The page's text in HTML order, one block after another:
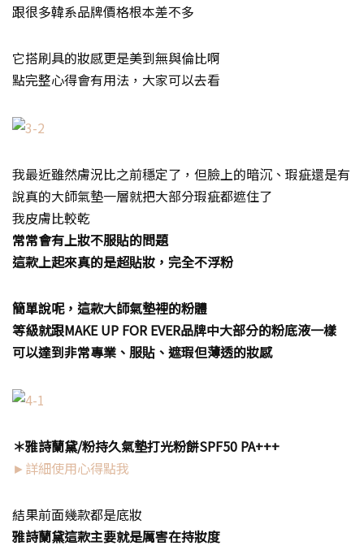
跟很多韓系品牌價格根本差不多
它搭刷具的妝感更是美到無與倫比啊
點完整心得會有用法，大家可以去看
我最近雖然膚況比之前穩定了，但臉上的暗沉、瑕疵還是有
說真的大師氣墊一層就把大部分瑕疵都遮住了
我皮膚比較乾
常常會有上妝不服貼的問題
這款上起來真的是超貼妝，完全不浮粉
簡單說呢，這款大師氣墊裡的粉體
等級就跟MAKE UP FOR EVER品牌中大部分的粉底液一樣
可以達到非常專業、服貼、遮瑕但薄透的妝感
＊雅詩蘭黛/粉持久氣墊打光粉餅SPF50 PA+++
►詳細使用心得點我
結果前面幾款都是底妝
雅詩蘭黛這款主要就是厲害在持妝度